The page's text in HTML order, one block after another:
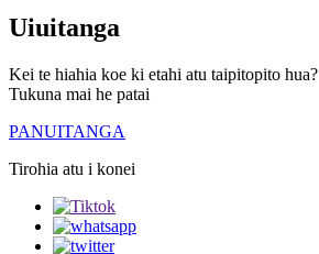
Uiuitanga
Kei te hiahia koe ki etahi atu taipitopito hua?
Tukuna mai he patai
PANUITANGA
Tirohia atu i konei